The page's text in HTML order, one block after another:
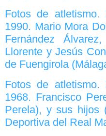
Fotos de atletismo.
1990. Mario Mora
Fernández
Llorente y Jesús
de Fuengirola
Fotos de atletismo.
1968. Francisco
Perela), y sus hijos
Deportiva del Real